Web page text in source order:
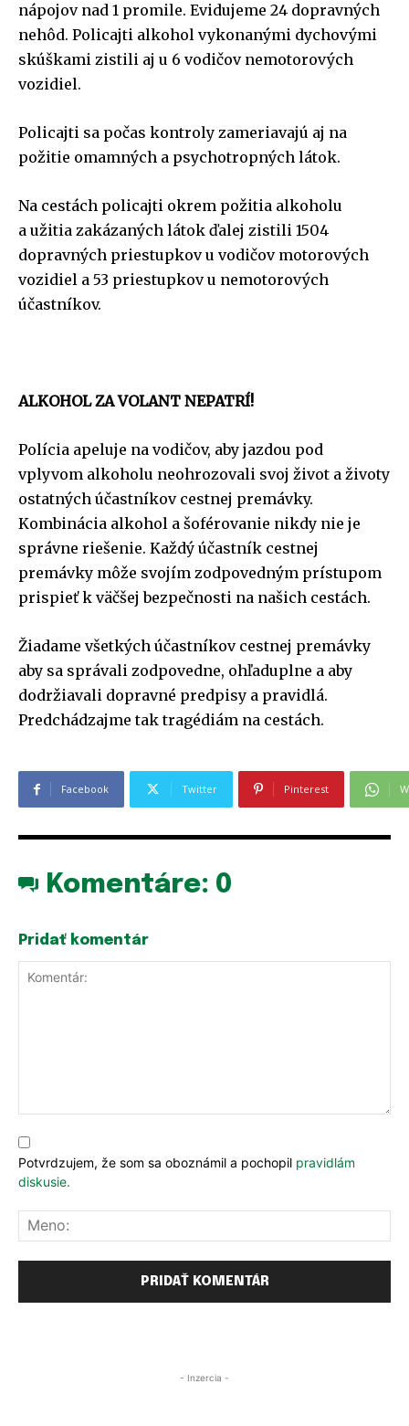
nápojov nad 1 promile. Evidujeme 24 dopravných
nehôd. Policajti alkohol vykonanými dychovými
skúškami zistili aj u 6 vodičov nemotorových
vozidiel.
Policajti sa počas kontroly zameriavajú aj na
požitie omamných a psychotropných látok.
Na cestách policajti okrem požitia alkoholu
a užitia zakázaných látok ďalej zistili 1504
dopravných priestupkov u vodičov motorových
vozidiel a 53 priestupkov u nemotorových
účastníkov.
ALKOHOL ZA VOLANT NEPATRÍ!
Polícia apeluje na vodičov, aby jazdou pod
vplyvom alkoholu neohrozovali svoj život a životy
ostatných účastníkov cestnej premávky.
Kombinácia alkohol a šoférovanie nikdy nie je
správne riešenie. Každý účastník cestnej
premávky môže svojím zodpovedným prístupom
prispieť k väčšej bezpečnosti na našich cestách.
Žiadame všetkých účastníkov cestnej premávky
aby sa správali zodpovedne, ohľaduplne a aby
dodržiavali dopravné predpisy a pravidlá.
Predchádzajme tak tragédiám na cestách.
Facebook Twitter Pinterest
Komentáre: 0
Pridať komentár
Potvrdzujem, že som sa oboznámil a pochopil pravidlám
diskusie.
- Inzercia -